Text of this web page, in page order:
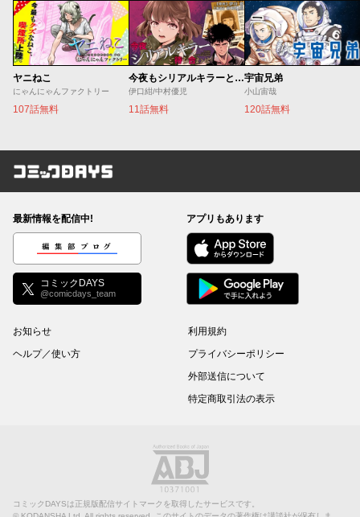
ヤニねこ
にゃんにゃんファクトリー
107話無料
今夜もシリアルキラーと待ち合わせ
伊口紺/中村優児
11話無料
宇宙兄弟
小山宙哉
120話無料
コミックDAYS
最新情報を配信中!
編集部ブログ
コミックDAYS
@comicdays_team
アプリもあります
お知らせ
ヘルプ／使い方
利用規約
プライバシーポリシー
外部送信について
特定商取引法の表示
コミックDAYSは正規版配信サイトマークを取得したサービスです。